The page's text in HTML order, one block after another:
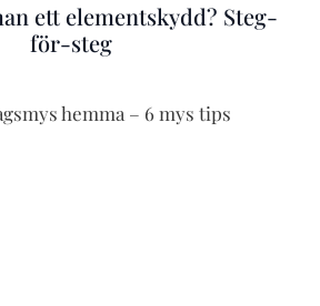
ett elementskydd? Steg-
för-steg